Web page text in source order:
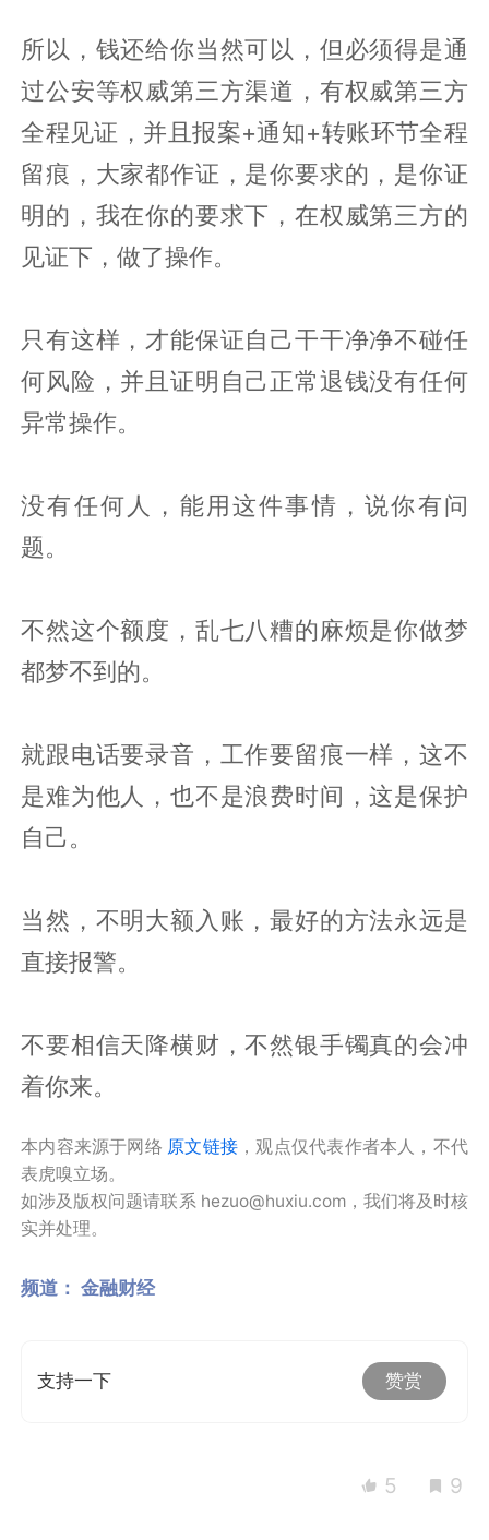
所以，钱还给你当然可以，但必须得是通
过公安等权威第三方渠道，有权威第三方
全程见证，并且报案+通知+转账环节全程
留痕，大家都作证，是你要求的，是你证
明的，我在你的要求下，在权威第三方的
见证下，做了操作。
只有这样，才能保证自己干干净净不碰任
何风险，并且证明自己正常退钱没有任何
异常操作。
没有任何人，能用这件事情，说你有问
题。
不然这个额度，乱七八糟的麻烦是你做梦
都梦不到的。
就跟电话要录音，工作要留痕一样，这不
是难为他人，也不是浪费时间，这是保护
自己。
当然，不明大额入账，最好的方法永远是
直接报警。
不要相信天降横财，不然银手镯真的会冲
着你来。
本内容来源于网络 原文链接 ，观点仅代表作者本人，不代
表虎嗅立场。
如涉及版权问题请联系 hezuo@huxiu.com，我们将及时核
实并处理。
频道： 金融财经
支持一下 赞赏
5 9